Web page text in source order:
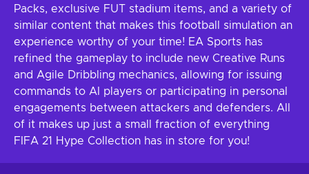
Packs, exclusive FUT stadium items, and a variety of
similar content that makes this football simulation an
experience worthy of your time! EA Sports has
refined the gameplay to include new Creative Runs
and Agile Dribbling mechanics, allowing for issuing
commands to AI players or participating in personal
engagements between attackers and defenders. All
of it makes up just a small fraction of everything
FIFA 21 Hype Collection has in store for you!